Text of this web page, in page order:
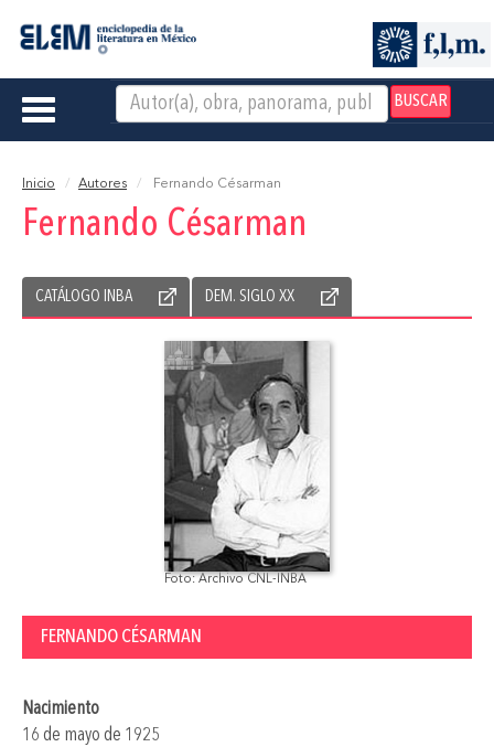
BUSCAR
Toggle
Inicio Autores Fernando Césarman
Fernando Césarman
CATÁLOGO INBA DEM. SIGLO XX
Foto: Archivo CNL-INBA
FERNANDO CÉSARMAN
Nacimiento
16 de mayo de 1925